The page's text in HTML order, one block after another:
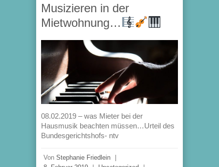
Musizieren in der
Mietwohnung…
08.02.2019 – was Mieter bei der
Hausmusik beachten müssen…Urteil des
Bundesgerichtshofs- ntv
Von Stephanie Friedlein